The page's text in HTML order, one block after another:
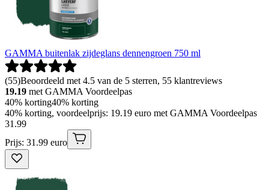
GAMMA buitenlak zijdeglans dennengroen 750 ml
(55)Beoordeeld met 4.5 van de 5 sterren, 55 klantreviews
19.19 met GAMMA Voordeelpas
40% korting40% korting
40% korting, voordeelprijs: 19.19 euro met GAMMA Voordeelpas
31.99
Prijs: 31.99 euro